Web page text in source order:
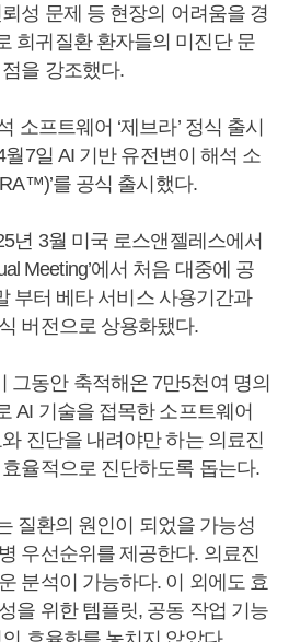
성 문제 등 현장의 어려움을 경
희귀질환 환자들의 미진단 문
을 강조했다.
소프트웨어 ‘제브라’ 정식 출시
7일 AI 기반 유전변이 해석 소
를 공식 출시했다.
년 3월 미국 로스앤젤레스에서
Meeting’에서 처음 대중에 공
부터 베타 서비스 사용기간과
버전으로 상용화됐다.
그동안 축적해온 7만5천여 명의
AI 기술을 접목한 소프트웨어
진단을 내려야만 하는 의료진
율적으로 진단하도록 돕는다.
질환의 원인이 되었을 가능성
우선순위를 제공한다. 의료진
분석이 가능하다. 이 외에도 효
을 위한 템플릿, 공동 작업 기능